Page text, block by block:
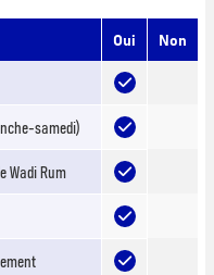
Oui Non
samedi)
Wadi Rum